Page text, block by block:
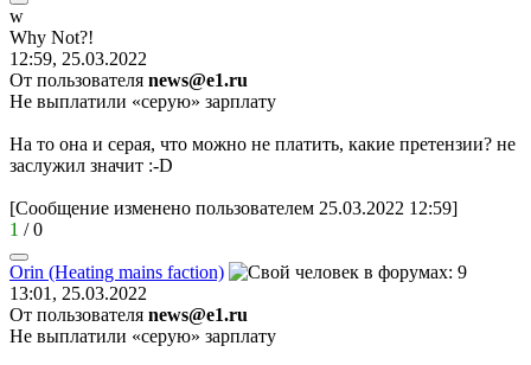
w
Why Not?!
12:59, 25.03.2022
От пользователя news@e1.ru
Не выплатили «серую» зарплату
На то она и серая, что можно не платить, какие претензии? не
заслужил значит :-D
[Сообщение изменено пользователем 25.03.2022 12:59]
1 /0
Orin (Heating mains faction)
13:01, 25.03.2022
От пользователя news@e1.ru
Не выплатили «серую» зарплату